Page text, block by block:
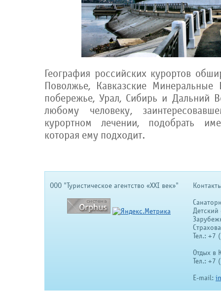
География российских курортов
Поволжье, Кавказские
побережье, Урал, Сибирь и Дальний
любому человеку,
курортном лечении, подобрать
которая ему подходит.
OOO "Туристическое агентство «XXI век»"
Детский
Тел.: +7
Отдых в
Тел.: +7
E-mail: